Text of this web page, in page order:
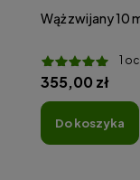
Wąż zwijany 10
1
355,00 zł
do koszyka